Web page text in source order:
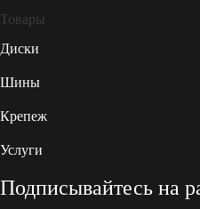
Товары
Диски
Шины
Крепеж
Услуги
Подписывайтесь на